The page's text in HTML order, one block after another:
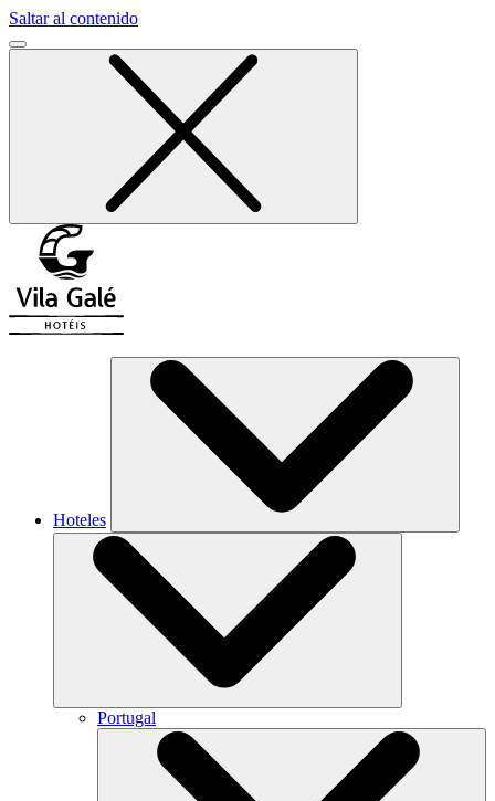
Saltar al contenido
Hoteles
Portugal